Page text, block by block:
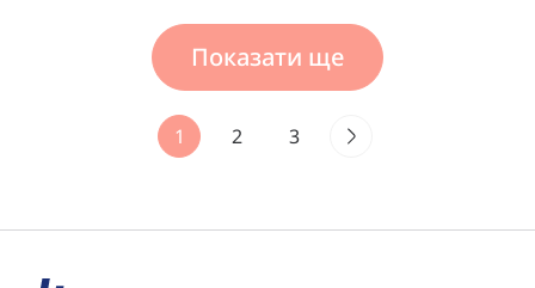
Показати ще
1 2 3